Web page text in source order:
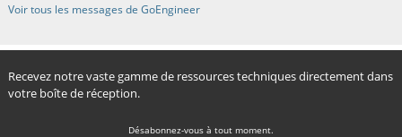
Voir tous les messages de GoEngineer
Recevez notre vaste gamme de ressources techniques directement dans
votre boîte de réception.
Désabonnez-vous à tout moment.